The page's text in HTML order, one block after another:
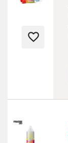
favorite_border